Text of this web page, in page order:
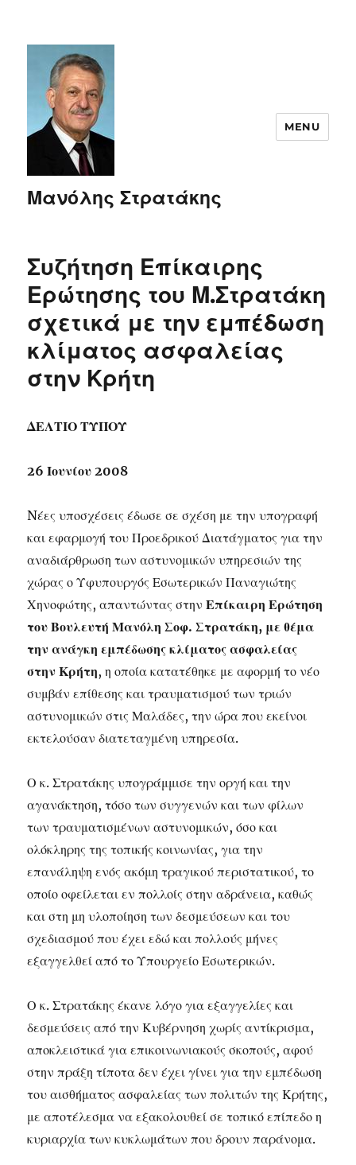
Μανόλης Στρατάκης
MENU
Συζήτηση Επίκαιρης
Ερώτησης του Μ.Στρατάκη
σχετικά με την εμπέδωση
κλίματος ασφαλείας
στην Κρήτη
ΔΕΛΤΙΟ ΤΥΠΟΥ
26 Ιουνίου 2008
Nέες υποσχέσεις έδωσε σε σχέση με την υπογραφή
και εφαρμογή του Προεδρικού Διατάγματος για την
αναδιάρθρωση των αστυνομικών υπηρεσιών της
χώρας ο Υφυπουργός Εσωτερικών Παναγιώτης
Χηνοφώτης, απαντώντας στηνΕπίκαιρη Ερώτηση
του Βουλευτή Μανόλη Σοφ. Στρατάκη, με θέμα
την ανάγκη εμπέδωσης κλίματος ασφαλείας
στην Κρήτη, η οποία κατατέθηκε με αφορμή το νέο
συμβάν επίθεσης και τραυματισμού των τριών
αστυνομικών στις Μαλάδες, την ώρα που εκείνοι
εκτελούσαν διατεταγμένη υπηρεσία.
Ο κ. Στρατάκης υπογράμμισε την οργή και την
αγανάκτηση, τόσο των συγγενών και των φίλων
των τραυματισμένων αστυνομικών, όσο και
ολόκληρης της τοπικής κοινωνίας, για την
επανάληψη ενός ακόμη τραγικού περιστατικού, το
οποίο οφείλεται εν πολλοίς στην αδράνεια, καθώς
και στη μη υλοποίηση των δεσμεύσεων και του
σχεδιασμού που έχει εδώ και πολλούς μήνες
εξαγγελθεί από το Υπουργείο Εσωτερικών.
Ο κ. Στρατάκης έκανε λόγο για εξαγγελίες και
δεσμεύσεις από την Κυβέρνηση χωρίς αντίκρισμα,
αποκλειστικά για επικοινωνιακούς σκοπούς, αφού
στην πράξη τίποτα δεν έχει γίνει για την εμπέδωση
του αισθήματος ασφαλείας των πολιτών της Κρήτης,
με αποτέλεσμα να εξακολουθεί σε τοπικό επίπεδο η
κυριαρχία των κυκλωμάτων που δρουν παράνομα.